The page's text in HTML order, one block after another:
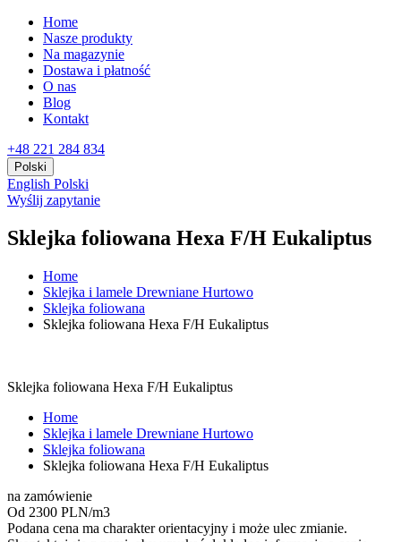
Home
Nasze produkty
Na magazynie
Dostawa i płatność
O nas
Blog
Kontakt
+48 221 284 834
Polski
English Polski
Wyślij zapytanie
Sklejka foliowana Hexa F/H Eukaliptus
Home
Sklejka i lamele Drewniane Hurtowo
Sklejka foliowana
Sklejka foliowana Hexa F/H Eukaliptus
Sklejka foliowana Hexa F/H Eukaliptus
Home
Sklejka i lamele Drewniane Hurtowo
Sklejka foliowana
Sklejka foliowana Hexa F/H Eukaliptus
na zamówienie
Od 2300 PLN/m3
Podana cena ma charakter orientacyjny i może ulec zmianie.